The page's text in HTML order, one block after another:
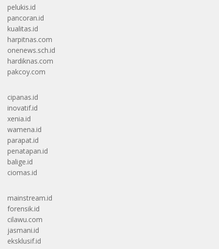
pelukis.id
pancoran.id
kualitas.id
harpitnas.com
onenews.sch.id
hardiknas.com
pakcoy.com
cipanas.id
inovatif.id
xenia.id
wamena.id
parapat.id
penatapan.id
balige.id
ciomas.id
mainstream.id
forensik.id
cilawu.com
jasmani.id
eksklusif.id